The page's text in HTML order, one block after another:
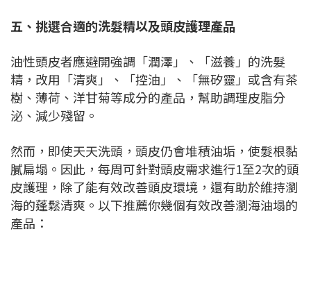
五、挑選合適的洗髮精以及頭皮護理產品
油性頭皮者應避開強調「潤澤」、「滋養」的洗髮
精，改用「清爽」、「控油」、「無矽靈」或含有茶
樹、薄荷、洋甘菊等成分的產品，幫助調理皮脂分
泌、減少殘留。
然而，即使天天洗頭，頭皮仍會堆積油垢，使髮根黏
膩扁塌。因此，每周可針對頭皮需求進行1至2次的頭
皮護理，除了能有效改善頭皮環境，還有助於維持瀏
海的蓬鬆清爽。以下推薦你幾個有效改善瀏海油塌的
產品：